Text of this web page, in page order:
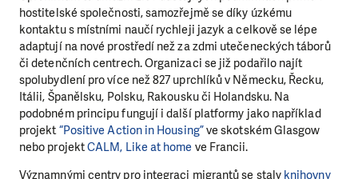
hostitelské společnosti, samozřejmě se díky úzkému
kontaktu s místními naučí rychleji jazyk a celkově se lépe
adaptují na nové prostředí než za zdmi utečeneckých táborů
či detenčních centrech. Organizaci se již podařilo najít
spolubydlení pro více než 827 uprchlíků v Německu, Řecku,
Itálii, Španělsku, Polsku, Rakousku či Holandsku. Na
podobném principu fungují i další platformy jako například
projekt“Positive Action in Housing”ve skotském Glasgow
nebo projektCALM, Like at home ve Francii.
Významnými centry pro integraci migrantů se staly knihovny